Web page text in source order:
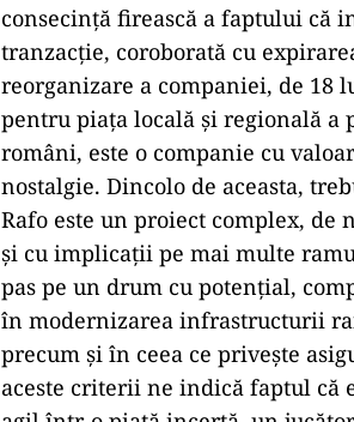
consecinţă firească a faptului
tranzacţie, coroborată cu
reorganizare a companiei, de 18
pentru piaţa locală şi regională
români, este o companie cu
nostalgie. Dincolo de aceasta,
Rafo este un proiect complex,
şi cu implicaţii pe mai multe
pas pe un drum cu potenţial,
în modernizarea infrastructurii
precum şi în ceea ce priveşte
aceste criterii ne indică faptul că